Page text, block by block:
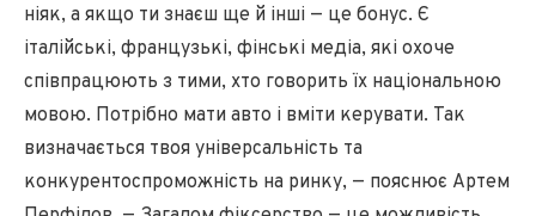
ніяк, а якщо ти знаєш ще й інші — це бонус. Є
італійські, французькі, фінські медіа, які охоче
співпрацюють з тими, хто говорить їх національною
мовою. Потрібно мати авто і вміти керувати. Так
визначається твоя універсальність та
конкурентоспроможність на ринку, — пояснює Артем